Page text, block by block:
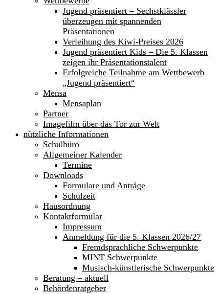
Jugend präsentiert – Sechstklässler
überzeugen mit spannenden
Präsentationen
Verleihung des Kiwi-Preises 2026
Jugend präsentiert Kids – Die 5. Klassen
zeigen ihr Präsentationstalent
Erfolgreiche Teilnahme am Wettbewerb
„Jugend präsentiert“
Mensa
Mensaplan
Partner
Imagefilm über das Tor zur Welt
nützliche Informationen
Schulbüro
Allgemeiner Kalender
Termine
Downloads
Formulare und Anträge
Schulzeit
Hausordnung
Kontaktformular
Impressum
Anmeldung für die 5. Klassen 2026/27
Fremdsprachliche Schwerpunkte
MINT Schwerpunkte
Musisch-künstlerische Schwerpunkte
Beratung – aktuell
Behördenratgeber